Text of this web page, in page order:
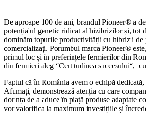
De aproape 100 de ani, brandul Pioneer® a
potențialul genetic ridicat al hizibrizilor și, tot
dominăm topurile productivității cu hibrizii de
comercializați. Porumbul marca Pioneer®
primul loc și în preferințele fermierilor din
din fermieri aleg “Certitudinea succesului“,
Faptul că în România avem o echipă dedicată,
Afumați, demonstrează atenția cu care
dorința de a aduce în piață produse adaptate
vor valorifica la maximum investițiile și